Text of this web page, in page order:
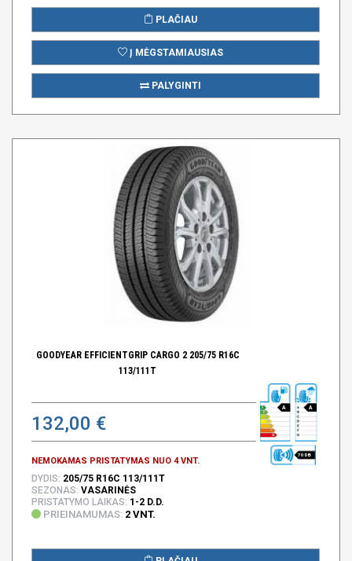
PLAČIAU
Į MĖGSTAMIAUSIAS
PALYGINTI
GOODYEAR EFFICIENTGRIP CARGO 2 205/75 R16C
113/111T
132,00 €
NEMOKAMAS PRISTATYMAS NUO 4 VNT.
A A
70 DB
DYDIS: 205/75 R16C 113/111T
SEZONAS: VASARINĖS
PRISTATYMO LAIKAS: 1-2 D.D.
PRIEINAMUMAS: 2 VNT.